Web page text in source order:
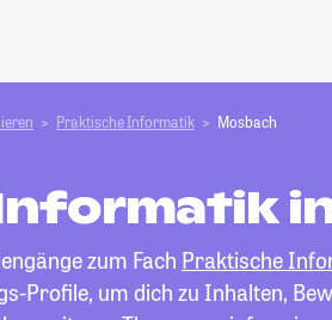
Praktische Informatik Mosbach
zum Fach Praktische
Profile, um dich zu Inhalten,